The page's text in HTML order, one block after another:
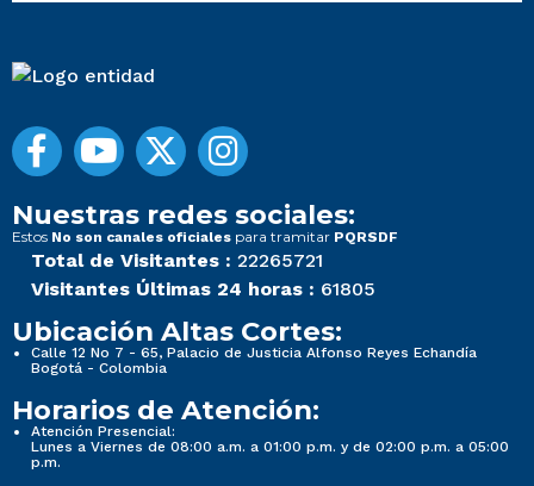
Nuestras redes sociales:
Estos No son canales oficiales para tramitar PQRSDF
Total de Visitantes : 22265721
Visitantes Últimas 24 horas : 61805
Ubicación Altas Cortes:
Calle 12 No 7 - 65, Palacio de Justicia Alfonso Reyes Echandía
Bogotá - Colombia
Horarios de Atención:
Atención Presencial:
Lunes a Viernes de 08:00 a.m. a 01:00 p.m. y de 02:00 p.m. a 05:00
p.m.